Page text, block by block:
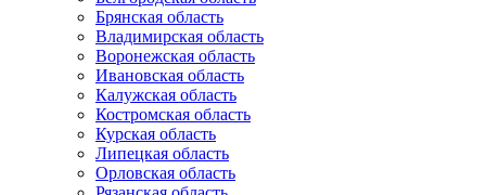
Брянская область
Владимирская область
Воронежская область
Ивановская область
Калужская область
Костромская область
Курская область
Липецкая область
Орловская область